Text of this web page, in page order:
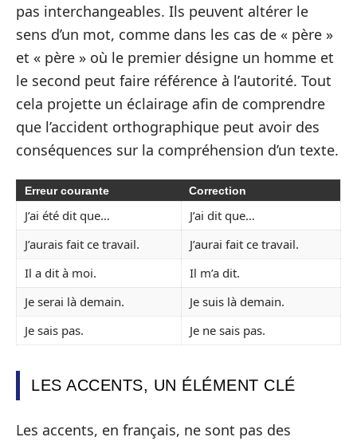
pas interchangeables. Ils peuvent altérer le
sens d’un mot, comme dans les cas de « père »
et « père » où le premier désigne un homme et
le second peut faire référence à l’autorité. Tout
cela projette un éclairage afin de comprendre
que l’accident orthographique peut avoir des
conséquences sur la compréhension d’un texte.
Erreur courante Correction
J’ai été dit que…
J’ai dit que…
J’aurais fait ce travail.
J’aurai fait ce travail.
Il a dit à moi.
Il m’a dit.
Je serai là demain.
Je suis là demain.
Je sais pas.
Je ne sais pas.
LES ACCENTS, UN ÉLÉMENT CLÉ
Les accents, en français, ne sont pas des